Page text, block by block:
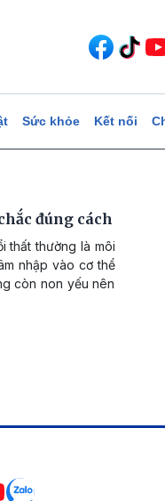
Sức khỏe Kết nối
đúng cách
thất thường là môi
nhập vào cơ thể
còn non yếu nên